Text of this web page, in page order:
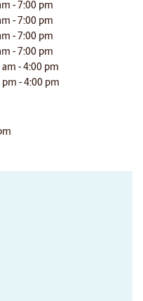
- 7:00 pm
- 7:00 pm
- 7:00 pm
- 7:00 pm
am - 4:00 pm
pm - 4:00 pm